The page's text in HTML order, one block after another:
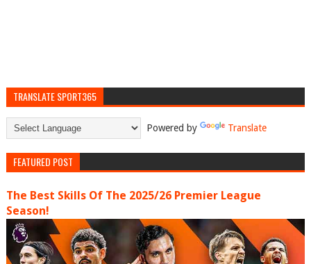
TRANSLATE SPORT365
Powered by Translate
FEATURED POST
The Best Skills Of The 2025/26 Premier League
Season!